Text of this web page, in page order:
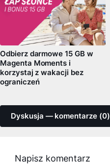
Odbierz darmowe 15 GB w
Magenta Moments i
korzystaj z wakacji bez
ograniczeń
Dyskusja — komentarze (0)
Napisz komentarz